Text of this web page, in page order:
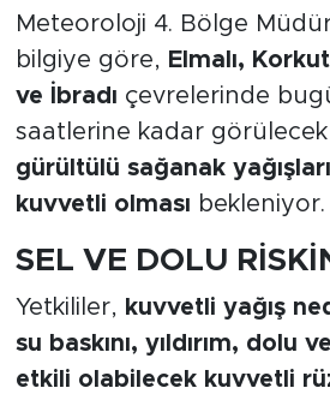
Meteoroloji 4. Bölge
bilgiye göre, Elmalı,
ve İbradı çevrelerinde
saatlerine kadar görülecek
gürültülü sağanak
kuvvetli olması bekleniyor.
SEL VE DOLU
Yetkililer, kuvvetli yağış
su baskını, yıldırım, dolu
etkili olabilecek kuvvetli